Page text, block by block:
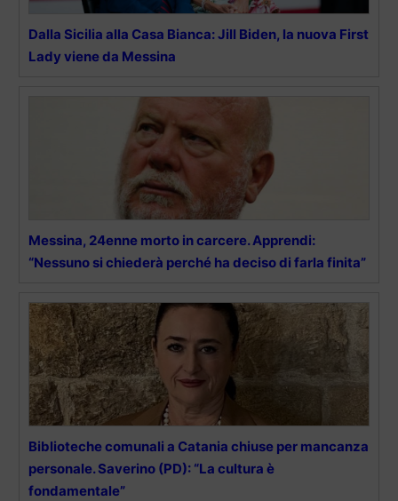
Dalla Sicilia alla Casa Bianca: Jill Biden, la nuova First
Lady viene da Messina
Messina, 24enne morto in carcere. Apprendi:
“Nessuno si chiederà perché ha deciso di farla finita”
Biblioteche comunali a Catania chiuse per mancanza
personale. Saverino (PD): “La cultura è
fondamentale”